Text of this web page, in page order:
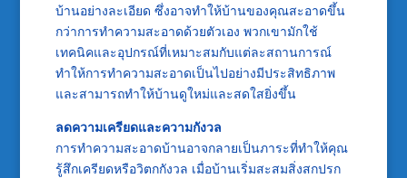
บ้านอย่างละเอียด ซึ่งอาจทำให้บ้านของคุณสะอาดขึ้น
กว่าการทำความสะอาดด้วยตัวเอง พวกเขามักใช้
เทคนิคและอุปกรณ์ที่เหมาะสมกับแต่ละสถานการณ์
ทำให้การทำความสะอาดเป็นไปอย่างมีประสิทธิภาพ
และสามารถทำให้บ้านดูใหม่และสดใสยิ่งขึ้น
ลดความเครียดและความกังวล
การทำความสะอาดบ้านอาจกลายเป็นภาระที่ทำให้คุณ
รู้สึกเครียดหรือวิตกกังวล เมื่อบ้านเริ่มสะสมสิ่งสกปรก